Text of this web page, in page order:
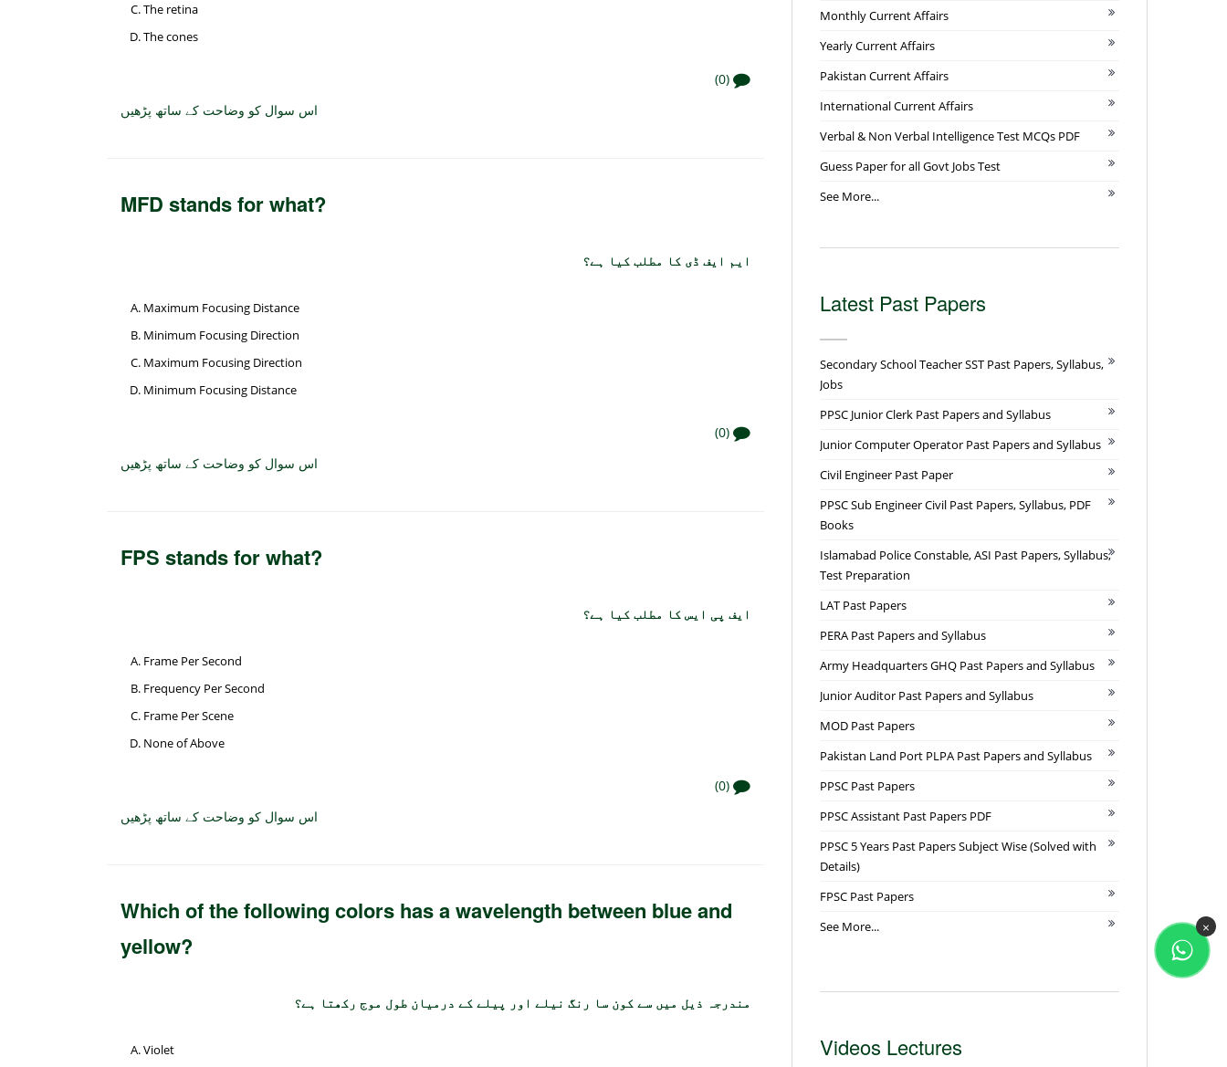
The retina
The cones
(0)
اس سوال کو وضاحت کے ساتھ پڑھیں
MFD stands for what?
ایم ایف ڈی کا مطلب کیا ہے؟
Maximum Focusing Distance
Minimum Focusing Direction
Maximum Focusing Direction
Minimum Focusing Distance
(0)
اس سوال کو وضاحت کے ساتھ پڑھیں
FPS stands for what?
ایف پی ایس کا مطلب کیا ہے؟
Frame Per Second
Frequency Per Second
Frame Per Scene
None of Above
(0)
اس سوال کو وضاحت کے ساتھ پڑھیں
Which of the following colors has a wavelength between blue and
yellow?
مندرجہ ذیل میں سے کون سا رنگ نیلے اور پیلے کے درمیان طول موج رکھتا ہے؟
Violet
Monthly Current Affairs
Yearly Current Affairs
Pakistan Current Affairs
International Current Affairs
Verbal & Non Verbal Intelligence Test MCQs PDF
Guess Paper for all Govt Jobs Test
See More...
Latest Past Papers
Secondary School Teacher SST Past Papers, Syllabus,
Jobs
PPSC Junior Clerk Past Papers and Syllabus
Junior Computer Operator Past Papers and Syllabus
Civil Engineer Past Paper
PPSC Sub Engineer Civil Past Papers, Syllabus, PDF
Books
Islamabad Police Constable, ASI Past Papers, Syllabus,
Test Preparation
LAT Past Papers
PERA Past Papers and Syllabus
Army Headquarters GHQ Past Papers and Syllabus
Junior Auditor Past Papers and Syllabus
MOD Past Papers
Pakistan Land Port PLPA Past Papers and Syllabus
PPSC Past Papers
PPSC Assistant Past Papers PDF
PPSC 5 Years Past Papers Subject Wise (Solved with
Details)
FPSC Past Papers
See More...
Videos Lectures
×